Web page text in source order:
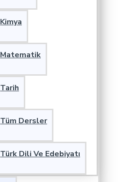
Kimya
Matematik
Tarih
Tüm Dersler
Türk Dili Ve Edebiyatı